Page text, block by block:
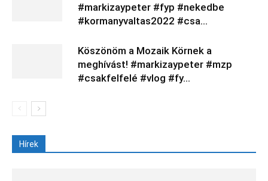
#markizaypeter #fyp #nekedbe
#kormanyvaltas2022 #csa…
Köszönöm a Mozaik Körnek a
meghívást! #markizaypeter #mzp
#csakfelfelé #vlog #fy…
Hírek